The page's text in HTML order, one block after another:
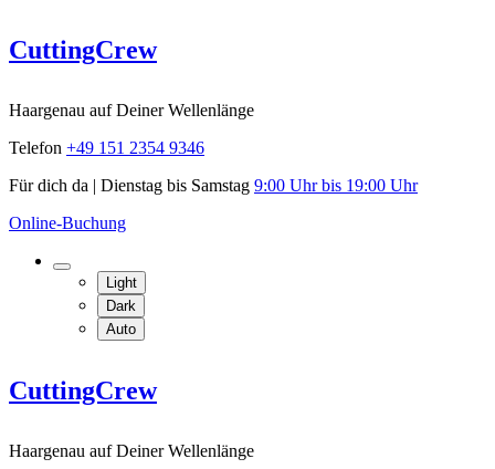
Skip
to
CuttingCrew
Haargenau auf Deiner Wellenlänge
Telefon +49 151 2354 9346
Für dich da | Dienstag bis Samstag 9:00 Uhr bis 19:00 Uhr
Online-Buchung
Light
Dark
Auto
CuttingCrew
Haargenau auf Deiner Wellenlänge